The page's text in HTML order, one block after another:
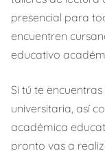
presencial para
encuentren
educativo
Si tú te
universitaria, así
académica
pronto vas a